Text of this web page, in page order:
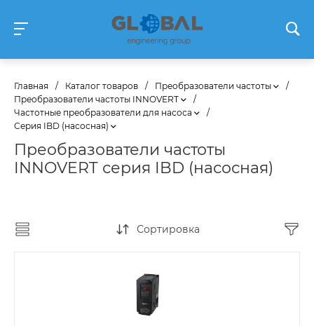
Главная / Каталог товаров / Преобразователи частоты
/
Преобразователи частоты INNOVERT
/
Частотные преобразователи для насоса
/
Серия IBD (насосная)
Преобразователи частоты
INNOVERT серия IBD (насосная)
Сортировка